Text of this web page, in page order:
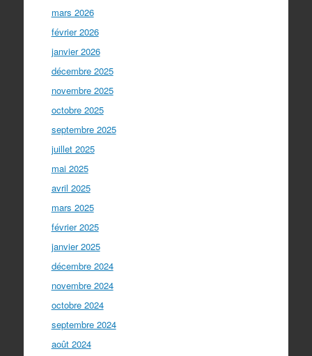
mars 2026
février 2026
janvier 2026
décembre 2025
novembre 2025
octobre 2025
septembre 2025
juillet 2025
mai 2025
avril 2025
mars 2025
février 2025
janvier 2025
décembre 2024
novembre 2024
octobre 2024
septembre 2024
août 2024